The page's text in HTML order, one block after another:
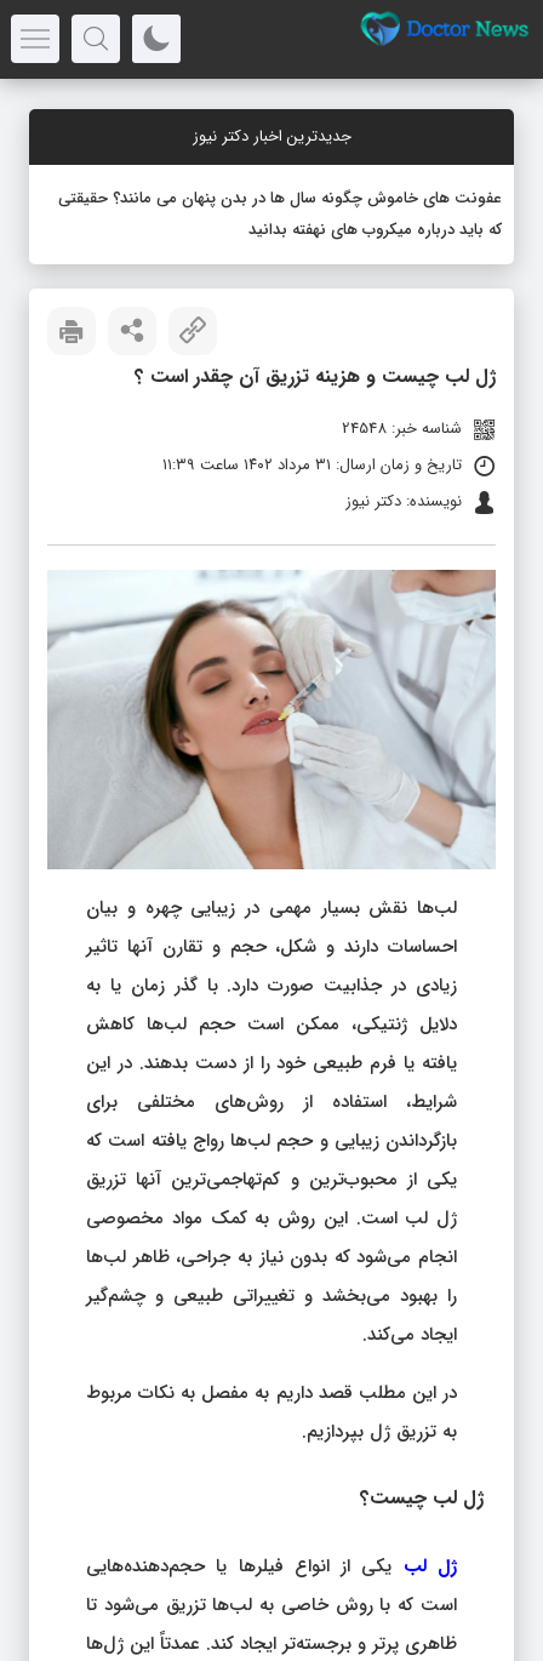
جدیدترین اخبار دکتر نیوز
عفونت های خاموش چگونه سال ها در بدن پنهان می مانند؟ حقیقتی
که باید درباره میکروب های نهفته بدانید
ژل لب چیست و هزینه تزریق آن چقدر است ؟
شناسه خبر: 24548
تاریخ و زمان ارسال: ۳۱ مرداد ۱۴۰۲ ساعت ۱۱:۳۹
نویسنده: دکتر نیوز
لب‌ها نقش بسیار مهمی در زیبایی چهره و بیان
احساسات دارند و شکل، حجم و تقارن آنها تاثیر
زیادی در جذابیت صورت دارد. با گذر زمان یا به
دلایل ژنتیکی، ممکن است حجم لب‌ها کاهش
یافته یا فرم طبیعی خود را از دست بدهند. در این
شرایط، استفاده از روش‌های مختلفی برای
بازگرداندن زیبایی و حجم لب‌ها رواج یافته است که
یکی از محبوب‌ترین و کم‌تهاجمی‌ترین آنها تزریق
ژل لب است. این روش به کمک مواد مخصوصی
انجام می‌شود که بدون نیاز به جراحی، ظاهر لب‌ها
را بهبود می‌بخشد و تغییراتی طبیعی و چشم‌گیر
ایجاد می‌کند.
در این مطلب قصد داریم به مفصل به نکات مربوط
به تزریق ژل بپردازیم.
ژل لب چیست؟
ژل لب یکی از انواع فیلرها یا حجم‌دهنده‌هایی
است که با روش خاصی به لب‌ها تزریق می‌شود تا
ظاهری پرتر و برجسته‌تر ایجاد کند. عمدتاً این ژل‌ها